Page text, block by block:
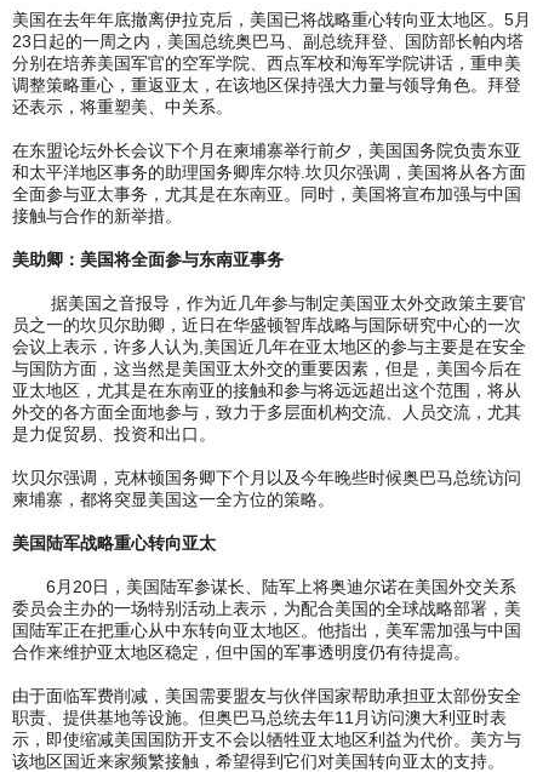
美国在去年年底撤离伊拉克后，美国已将战略重心转向亚太地区。5月
23日起的一周之内，美国总统奥巴马、副总统拜登、国防部长帕内塔
分别在培养美国军官的空军学院、西点军校和海军学院讲话，重申美
调整策略重心，重返亚太，在该地区保持强大力量与领导角色。拜登
还表示，将重塑美、中关系。
在东盟论坛外长会议下个月在柬埔寨举行前夕，美国国务院负责东亚
和太平洋地区事务的助理国务卿库尔特.坎贝尔强调，美国将从各方面
全面参与亚太事务，尤其是在东南亚。同时，美国将宣布加强与中国
接触与合作的新举措。
美助卿：美国将全面参与东南亚事务
据美国之音报导，作为近几年参与制定美国亚太外交政策主要官
员之一的坎贝尔助卿，近日在华盛顿智库战略与国际研究中心的一次
会议上表示，许多人认为,美国近几年在亚太地区的参与主要是在安全
与国防方面，这当然是美国亚太外交的重要因素，但是，美国今后在
亚太地区，尤其是在东南亚的接触和参与将远远超出这个范围，将从
外交的各方面全面地参与，致力于多层面机构交流、人员交流，尤其
是力促贸易、投资和出口。
坎贝尔强调，克林顿国务卿下个月以及今年晚些时候奥巴马总统访问
柬埔寨，都将突显美国这一全方位的策略。
美国陆军战略重心转向亚太
6月20日，美国陆军参谋长、陆军上将奥迪尔诺在美国外交关系
委员会主办的一场特别活动上表示，为配合美国的全球战略部署，美
国陆军正在把重心从中东转向亚太地区。他指出，美军需加强与中国
合作来维护亚太地区稳定，但中国的军事透明度仍有待提高。
由于面临军费削减，美国需要盟友与伙伴国家帮助承担亚太部份安全
职责、提供基地等设施。但奥巴马总统去年11月访问澳大利亚时表
示，即使缩减美国国防开支不会以牺牲亚太地区利益为代价。美方与
该地区国近来家频繁接触，希望得到它们对美国转向亚太的支持。